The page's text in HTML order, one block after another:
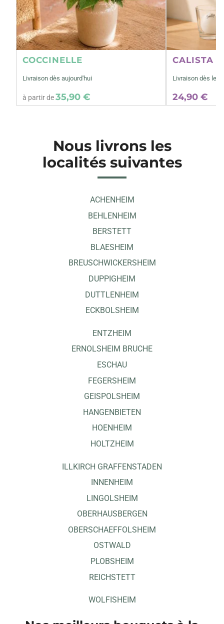
COCCINELLE
Livraison dès aujourd'hui
à partir de35,90 €
CALISTA
Livraison dès le
24,90 €
Nous livrons les
localités suivantes
ACHENHEIM
BEHLENHEIM
BERSTETT
BLAESHEIM
BREUSCHWICKERSHEIM
DUPPIGHEIM
DUTTLENHEIM
ECKBOLSHEIM
ENTZHEIM
ERNOLSHEIM BRUCHE
ESCHAU
FEGERSHEIM
GEISPOLSHEIM
HANGENBIETEN
HOENHEIM
HOLTZHEIM
ILLKIRCH GRAFFENSTADEN
INNENHEIM
LINGOLSHEIM
OBERHAUSBERGEN
OBERSCHAEFFOLSHEIM
OSTWALD
PLOBSHEIM
REICHSTETT
WOLFISHEIM